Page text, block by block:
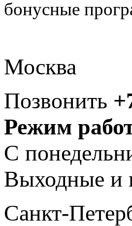
бонусные
Москва
Позвонить
Режим
С
Выходные и
Санкт-